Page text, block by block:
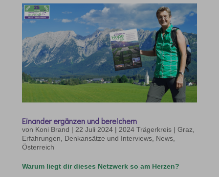
Einander ergänzen und bereichern
von Koni Brand | 22 Juli 2024| 2024 Trägerkreis | Graz
Erfahrungen, Denkansätze und Interviews, News,
Österreich
Warum liegt dir dieses Netzwerk so am Herzen?